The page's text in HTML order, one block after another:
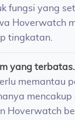
fungsi yang
Hoverwatch
tingkatan.
yang terbatas.
memantau
Hoverwatch